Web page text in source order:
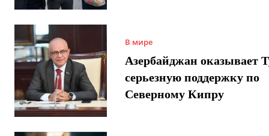
В мире
Азербайджан оказывает
серьезную поддержку по
Северному Кипру